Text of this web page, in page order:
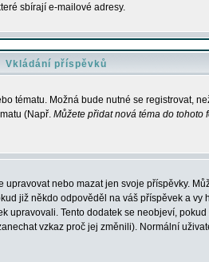
sbírají e-mailové adresy.
Vkládání příspěvků
tématu. Možná bude nutné se registrovat,
(Např. Můžete přidat nová téma do tohoto
nebo mazat jen svoje příspěvky.
již někdo odpověděl na váš příspěvek a vy
upravovali. Tento dodatek se neobjeví,
vzkaz proč jej změnili). Normální